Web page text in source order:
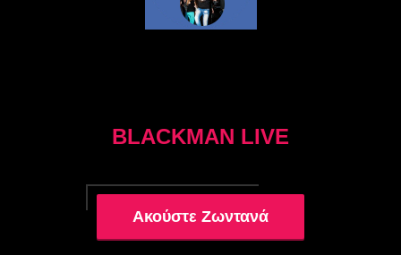
BLACKMAN LIVE
Ακούστε Ζωντανά